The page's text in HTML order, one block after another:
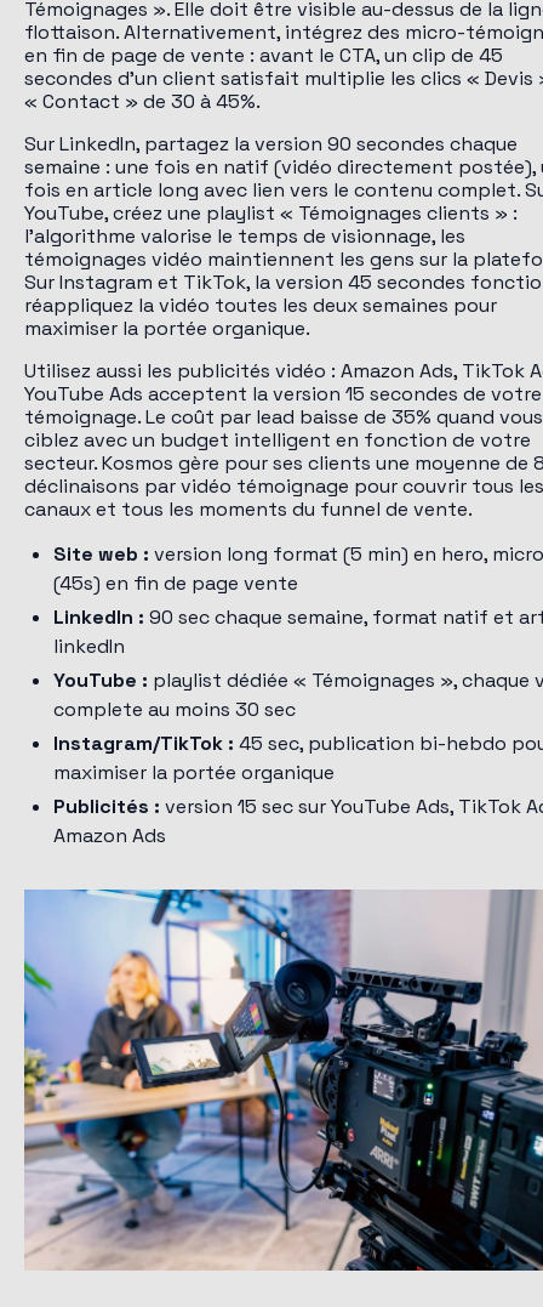
Témoignages ». Elle doit être visible au-dessus de la
flottaison. Alternativement, intégrez des micro-
en fin de page de vente : avant le CTA, un clip de 45
secondes d'un client satisfait multiplie les clics « Devis
« Contact » de 30 à 45%.
Sur LinkedIn, partagez la version 90 secondes chaque
semaine : une fois en natif (vidéo directement postée),
fois en article long avec lien vers le contenu complet.
YouTube, créez une playlist « Témoignages clients » :
l'algorithme valorise le temps de visionnage, les
témoignages vidéo maintiennent les gens sur la
Sur Instagram et TikTok, la version 45 secondes
réappliquez la vidéo toutes les deux semaines pour
maximiser la portée organique.
Utilisez aussi les publicités vidéo : Amazon Ads, TikTok
YouTube Ads acceptent la version 15 secondes de votre
témoignage. Le coût par lead baisse de 35% quand vous
ciblez avec un budget intelligent en fonction de votre
secteur. Kosmos gère pour ses clients une moyenne de
déclinaisons par vidéo témoignage pour couvrir tous les
canaux et tous les moments du funnel de vente.
Site web : version long format (5 min) en hero,
(45s) en fin de page vente
LinkedIn : 90 sec chaque semaine, format natif et
linkedIn
YouTube : playlist dédiée « Témoignages », chaque
complete au moins 30 sec
Instagram/TikTok : 45 sec, publication bi-hebdo
maximiser la portée organique
Publicités : version 15 sec sur YouTube Ads, TikTok
Amazon Ads